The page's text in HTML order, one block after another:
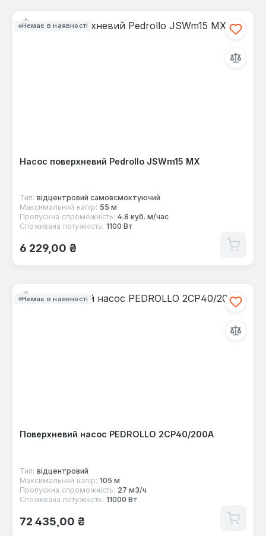
Немає в наявності
Насос поверхневий Pedrollo JSWm15 MX
Тип: відцентровий самовсмоктуючий
Максимальний напір: 55 м
Пропускна спроможність: 4.8 куб. м/час
Споживана потужність: 1100 Вт
Звичайна ціна:
6 229,00 ₴
Немає в наявності
Поверхневий насос PEDROLLO 2CP40/200A
Тип: відцентровий
Максимальний напір: 105 м
Пропускна спроможність: 27 м3/ч
Споживана потужність: 11000 Вт
Звичайна ціна:
72 435,00 ₴